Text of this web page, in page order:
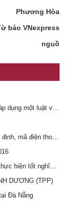
Phương Hòa
báo VNexpress
nguồ
DƯƠNG (TPP)
Đà Nẵng